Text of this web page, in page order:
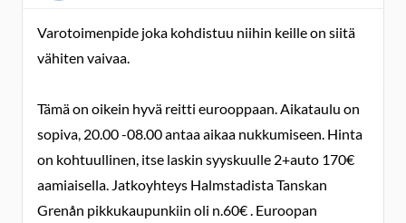
Varotoimenpide joka kohdistuu niihin keille on siitä
vähiten vaivaa.
Tämä on oikein hyvä reitti eurooppaan. Aikataulu on
sopiva, 20.00 -08.00 antaa aikaa nukkumiseen. Hinta
on kohtuullinen, itse laskin syyskuulle 2+auto 170€
aamiaisella. Jatkoyhteys Halmstadista Tanskan
Grenån pikkukaupunkiin oli n.60€ . Euroopan